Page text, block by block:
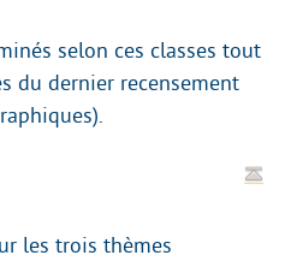
selon ces classes tout
du dernier recensement
les trois thèmes